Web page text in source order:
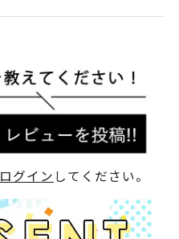
ログイン してください。